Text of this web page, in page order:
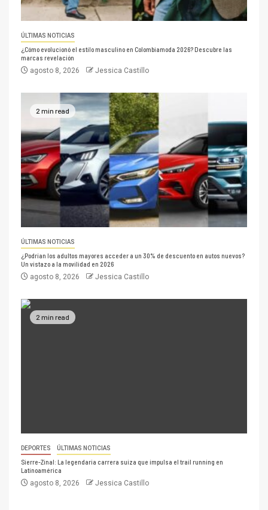
ÚLTIMAS NOTICIAS
¿Cómo evolucionó el estilo masculino en Colombiamoda 2026? Descubre las
marcas revelación
agosto 8, 2026 Jessica Castillo
2 min read
ÚLTIMAS NOTICIAS
¿Podrían los adultos mayores acceder a un 30% de descuento en autos nuevos?
Un vistazo a la movilidad en 2026
agosto 8, 2026 Jessica Castillo
2 min read
DEPORTES ÚLTIMAS NOTICIAS
Sierre-Zinal: La legendaria carrera suiza que impulsa el trail running en
Latinoamérica
agosto 8, 2026 Jessica Castillo